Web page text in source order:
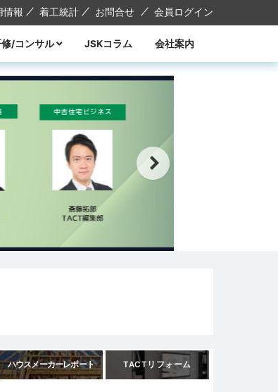
情報 着工統計 お問合せ 会員ログイン
/コンサル JSKコラム 会社案内
01/16
ハウスメーカーレポート TACTリフォーム